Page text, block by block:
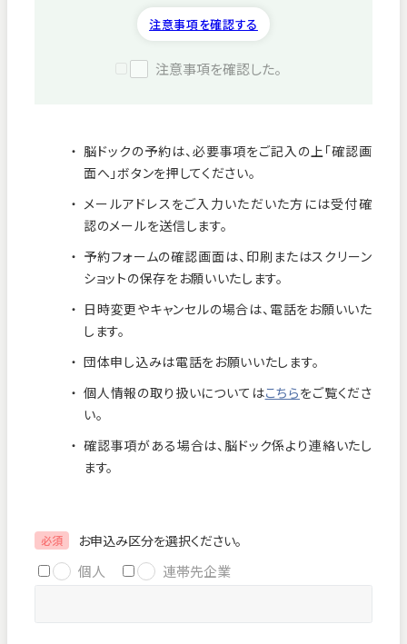
お知らせ
フロアマップ
個人情報保護方針
お電話
注意事項を確認する
注意事項を確認した。
脳ドックの予約は、必要事項をご記入の上「確認画
面へ」ボタンを押してください。
メールアドレスをご入力いただいた方には受付確
認のメールを送信します。
予約フォームの確認画面は、印刷またはスクリーン
ショットの保存をお願いいたします。
日時変更やキャンセルの場合は、電話をお願いいた
します。
団体申し込みは電話をお願いいたします。
個人情報の取り扱いについてはこちらをご覧くださ
い。
確認事項がある場合は、脳ドック係より連絡いたし
ます。
必須 お申込み区分を選択ください。
個人 連帯先企業